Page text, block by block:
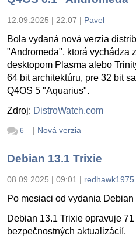
12.09.2025 | 22:07 | Pavel
Bola vydaná nová verzia
"Andromeda", ktorá vychádza
desktopom Plasma alebo
64 bit architektúru, pre 32 bit
Q4OS 5 "Aquarius".
Zdroj: DistroWatch.com
6 | Nová verzia
Debian 13.1 Trixie
08.09.2025 | 09:01 | redhawk1975
Po mesiaci od vydania
Debian 13.1 Trixie opravuje
bezpečnostných aktualizácií.